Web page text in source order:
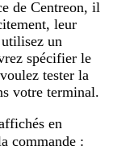
de Centreon, il
leur
un
spécifier le
tester la
votre terminal.
en
commande :